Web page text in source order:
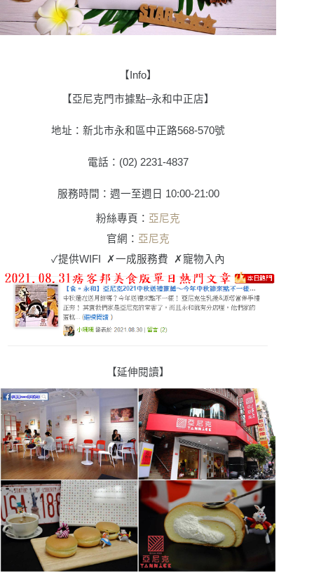
【 Info】
【亞尼克門市據點–永和中正店】
地址：新北市永和區中正路568-570號
電話： (02) 2231-4837
服務時間： 週一至週日 10:00-21:00
粉絲專頁： 亞尼克
官網： 亞尼克
✓提供WIFI ✗一成服務費 ✗寵物入內
【延伸閱讀】